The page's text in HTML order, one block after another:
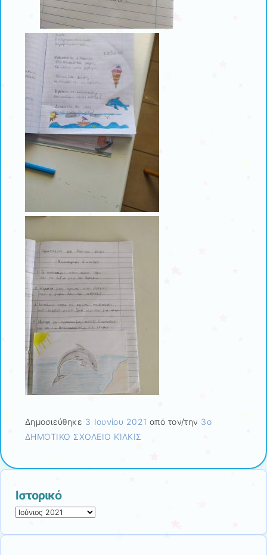
Δημοσιεύθηκε 3 Ιουνίου 2021 από τον/την 3ο
ΔΗΜΟΤΙΚΟ ΣΧΟΛΕΙΟ ΚΙΛΚΙΣ
Ιστορικό
Ιστορικό